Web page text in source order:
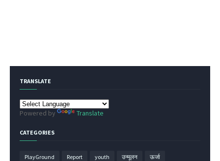
TRANSLATE
Powered by Translate
CATEGORIES
PlayGround Report youth उन्मूलन ऊर्जा